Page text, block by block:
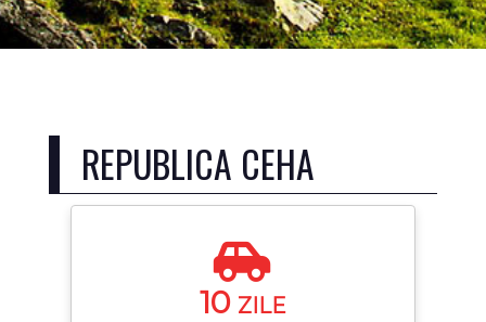
REPUBLICA CEHA
10 ZILE